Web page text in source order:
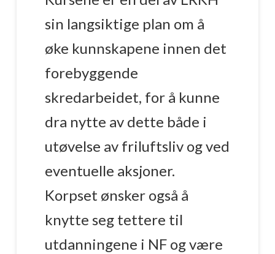
sin langsiktige plan om å
øke kunnskapene innen det
forebyggende
skredarbeidet, for å kunne
dra nytte av dette både i
utøvelse av friluftsliv og ved
eventuelle aksjoner.
Korpset ønsker også å
knytte seg tettere til
utdanningene i NF og være